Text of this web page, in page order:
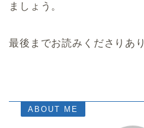
ましょう。
最後までお読みくださりあ
ABOUT ME